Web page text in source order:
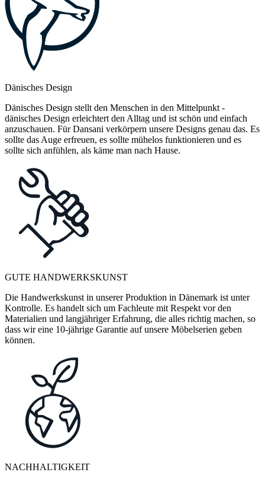
Dänisches Design
Dänisches Design stellt den Menschen in den Mittelpunkt -
dänisches Design erleichtert den Alltag und ist schön und einfach
anzuschauen. Für Dansani verkörpern unsere Designs genau das. Es
sollte das Auge erfreuen, es sollte mühelos funktionieren und es
sollte sich anfühlen, als käme man nach Hause.
GUTE HANDWERKSKUNST
Die Handwerkskunst in unserer Produktion in Dänemark ist unter
Kontrolle. Es handelt sich um Fachleute mit Respekt vor den
Materialien und langjähriger Erfahrung, die alles richtig machen, so
dass wir eine 10-jährige Garantie auf unsere Möbelserien geben
können.
NACHHALTIGKEIT